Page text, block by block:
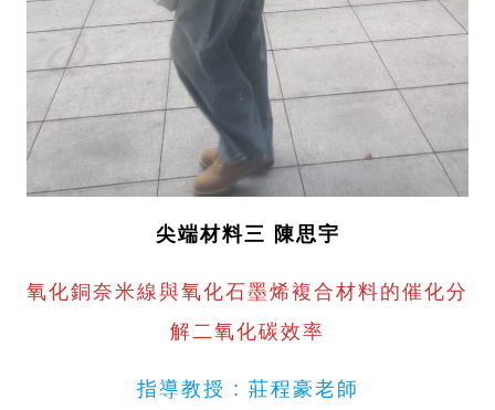
尖端材料三 陳思宇
氧化銅奈米線與氧化石墨烯複合材料的催化分
解二氧化碳效率
指導教授 : 莊程豪老師